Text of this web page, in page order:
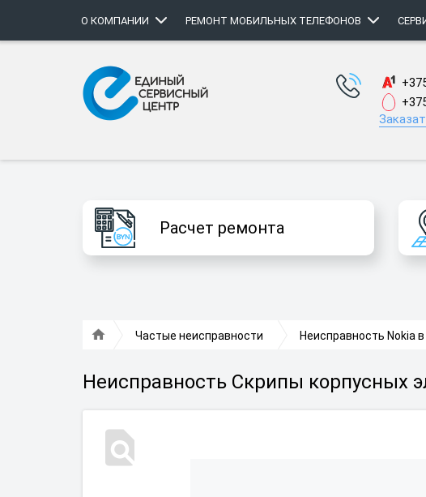
О КОМПАНИИ РЕМОНТ МОБИЛЬНЫХ ТЕЛЕФОНОВ
Расчет ремонта
Частые неисправности Неисправность Nokia
Неисправность Скрипы корпусных